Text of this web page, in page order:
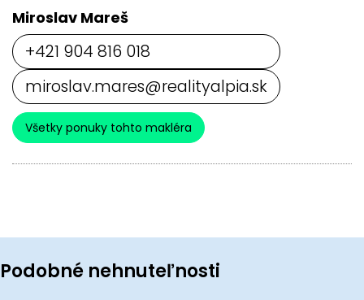
Miroslav Mareš
+421 904 816 018
miroslav.mares@realityalpia.sk
Všetky ponuky tohto makléra
Podobné nehnuteľnosti